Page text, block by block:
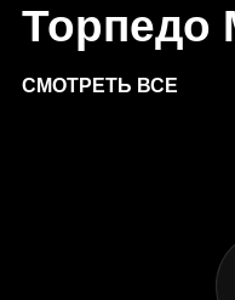
Торпедо
СМОТРЕТЬ ВСЕ